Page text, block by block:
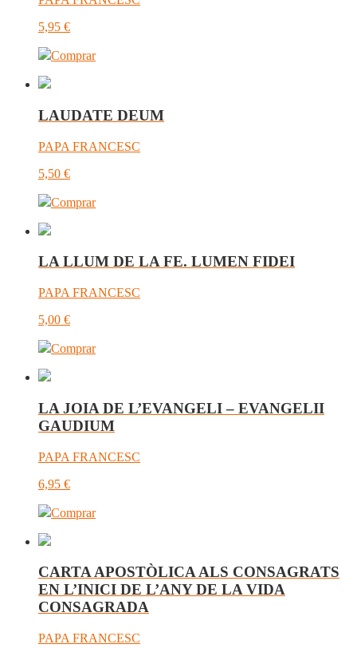
5,95 €
Comprar
LAUDATE DEUM
PAPA FRANCESC
5,50 €
Comprar
LA LLUM DE LA FE. LUMEN FIDEI
PAPA FRANCESC
5,00 €
Comprar
LA JOIA DE L’EVANGELI – EVANGELII
GAUDIUM
PAPA FRANCESC
6,95 €
Comprar
CARTA APOSTÒLICA ALS CONSAGRATS
EN L’INICI DE L’ANY DE LA VIDA
CONSAGRADA
PAPA FRANCESC